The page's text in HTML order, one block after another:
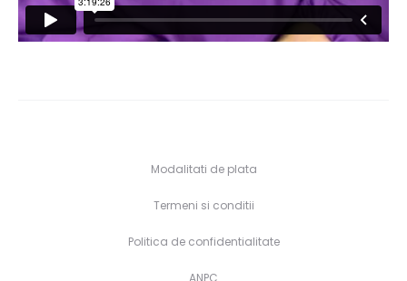
Modalitati de plata
Termeni si conditii
Politica de confidentialitate